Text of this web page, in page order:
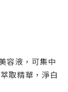
容液，可集中
取精華，淨白